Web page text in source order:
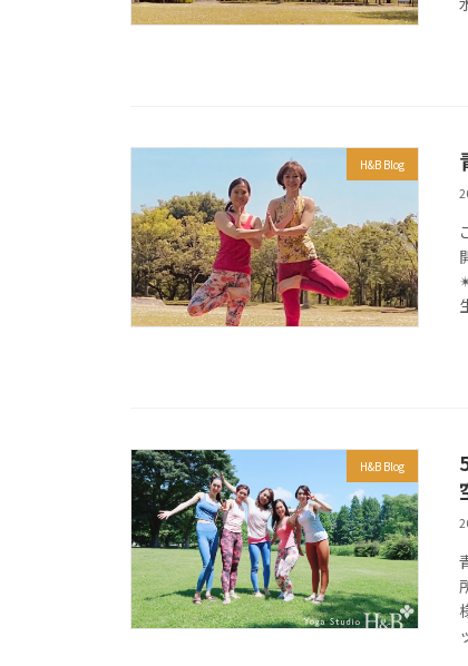
H&B Blog
H&B Blog